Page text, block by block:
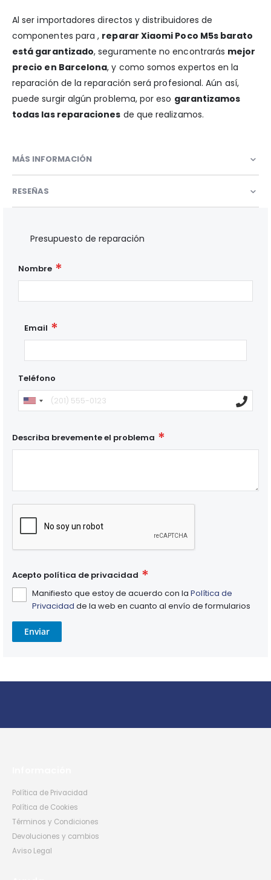
Al ser importadores directos y distribuidores de
componentes para , reparar Xiaomi Poco M5s barato
está garantizado, seguramente no encontrarás mejor
precio en Barcelona, y como somos expertos en la
reparación de la reparación será profesional. Aún así,
puede surgir algún problema, por eso garantizamos
todas las reparaciones de que realizamos.
MÁS INFORMACIÓN
RESEÑAS
Presupuesto de reparación
Nombre
Email
Teléfono
Describa brevemente el problema
Acepto política de privacidad
Manifiesto que estoy de acuerdo con la Política de
Privacidad de la web en cuanto al envío de formularios
Enviar
Política de Privacidad
Política de Cookies
Términos y Condiciones
Devoluciones y cambios
Aviso Legal